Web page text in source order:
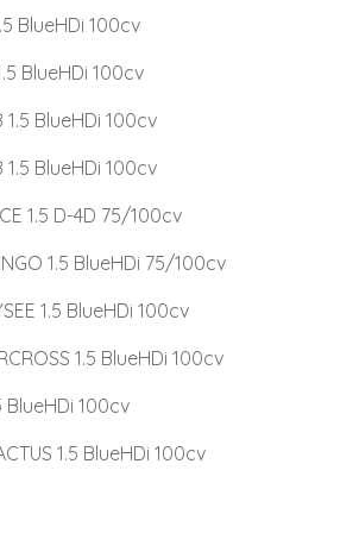
BlueHDi 100cv
BlueHDi 100cv
1.5 BlueHDi 100cv
1.5 BlueHDi 100cv
1.5 D-4D 75/100cv
1.5 BlueHDi 75/100cv
1.5 BlueHDi 100cv
1.5 BlueHDi 100cv
BlueHDi 100cv
1.5 BlueHDi 100cv